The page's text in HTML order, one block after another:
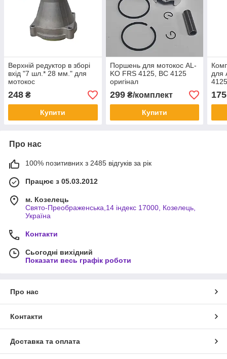
Верхній редуктор в зборі
вхід "7 шл.* 28 мм." для
мотокос
248 ₴
Купити
Поршень для мотокос AL-
KO FRS 4125, BC 4125
оригінал
299₴/комплект
Купити
для
175
Про нас
100% позитивних з 2485 відгуків за рік
Працює з 05.03.2012
м. Козелець
Свято-Преображенська,14 індекс 17000, Козелець,
Україна
Контакти
Сьогодні вихідний
Показати весь графік роботи
Про нас
Контакти
Доставка та оплата